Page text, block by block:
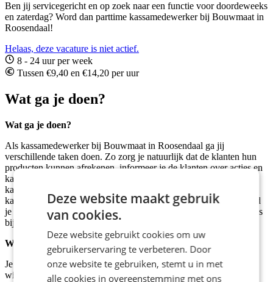
Ben jij servicegericht en op zoek naar een functie voor doordeweeks
en zaterdag? Word dan parttime kassamedewerker bij Bouwmaat in
Roosendaal!
Helaas, deze vacature is niet actief.
8 - 24 uur per week
Tussen €9,40 en €14,20 per uur
Wat ga je doen?
Wat ga je doen?
Als kassamedewerker bij Bouwmaat in Roosendaal ga jij
verschillende taken doen. Zo zorg je natuurlijk dat de klanten hun
producten kunnen afrekenen, informeer je de klanten over acties en
kassakoopjes, beantwoord je klantvragen, en zorg je ervoor dat de
kassa goed gecontroleerd is aan het begin van de dag en dat je de
kassa aan het einde van de dag weer goed afsluit en telt. Ook houd
je de werkomgeving en koffiehoek om je heen netjes en vul je alles
bij waar nodig.
Wie ben jij?
Je bent klantgericht en sociaal, jij zorgt dat de klanten tevreden de
winkel weer kunnen verlaten!
Deze website maakt gebruik
van cookies.
Deze website gebruikt cookies om uw
gebruikerservaring te verbeteren. Door
onze website te gebruiken, stemt u in met
alle cookies in overeenstemming met ons